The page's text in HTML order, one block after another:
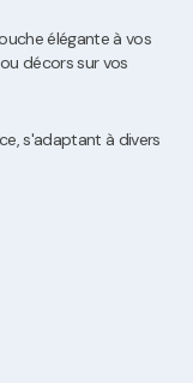
élégante à vos
décors sur vos
s'adaptant à divers